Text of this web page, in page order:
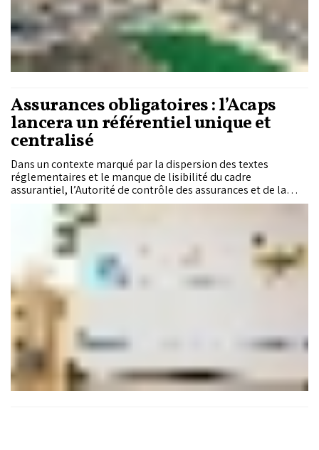
Assurances obligatoires : l’Acaps
lancera un référentiel unique et
centralisé
Dans un contexte marqué par la dispersion des textes
réglementaires et le manque de lisibilité du cadre
assurantiel, l’Autorité de contrôle des assurances et de la
prévoyance sociale lance une étude en vue de mettre en place
un référentiel unique et centralisé de l’ensemble des
assurances obligatoires applicables au Maroc. Un chantier
structurant, au service des assurés, des professionnels du
secteur et de la protection des tiers.